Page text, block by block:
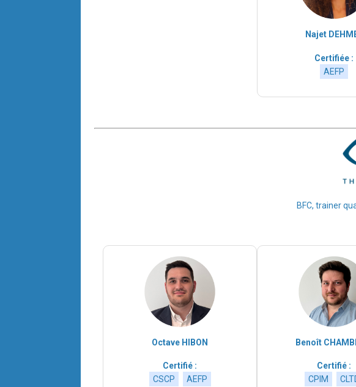
Najet
Certifiée :
AEFP
BFC, trainer
Octave HIBON
Certifié :
CSCP
AEFP
Benoît
Certifié :
CPIM